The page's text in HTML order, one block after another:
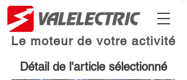
Le moteur de votre activité
Détail de l'article sélectionné